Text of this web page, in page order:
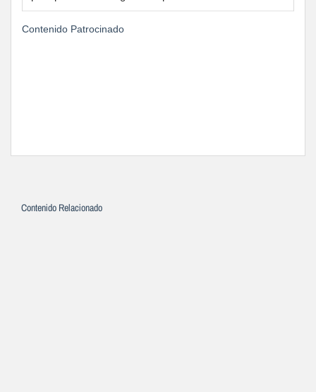
Contenido Patrocinado
Contenido Relacionado